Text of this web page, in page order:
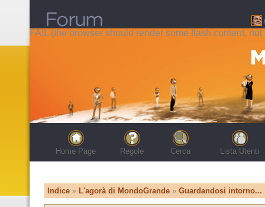
FAIL (the browser should render some flash content, not
Home Page Regole Cerca Lista Utenti
Indice » L'agorà di MondoGrande » Guardandosi intorno...